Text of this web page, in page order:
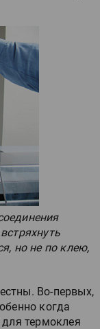
но не по клею,
Во-первых,
когда
термоклея